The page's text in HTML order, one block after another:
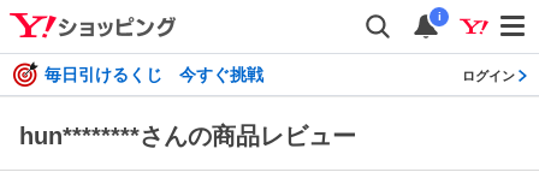
i
毎日引けるくじ 今すぐ挑戦 ログイン
hun********さんの商品レビュー